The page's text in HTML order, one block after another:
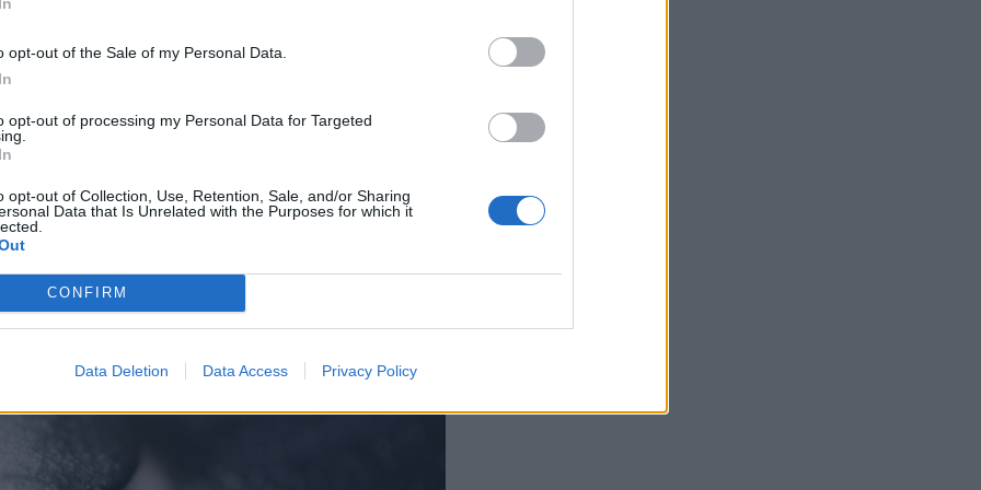
opt-out of the Sale of my Personal Data.
opt-out of processing my Personal Data for Targeted
opt-out of Collection, Use, Retention, Sale, and/or Sharing
Data that Is Unrelated with the Purposes for which it
CONFIRM
Data Deletion Data Access Privacy Policy
κάνετε με τον πρωινό σας καφέ. Να μην
να υπονομεύσει την υγεία σας.